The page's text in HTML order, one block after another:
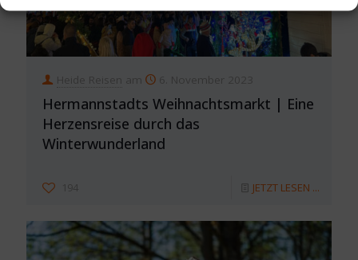
Heide Reisen am 6. November 2023
Hermannstadts Weihnachtsmarkt | Eine
Herzensreise durch das
Winterwunderland
194 JETZT LESEN ...